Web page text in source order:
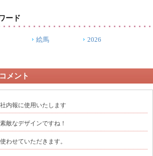
ード
絵馬
2026
メント
内報に使用いたします
敵なデザインですね！
わせていただきます。